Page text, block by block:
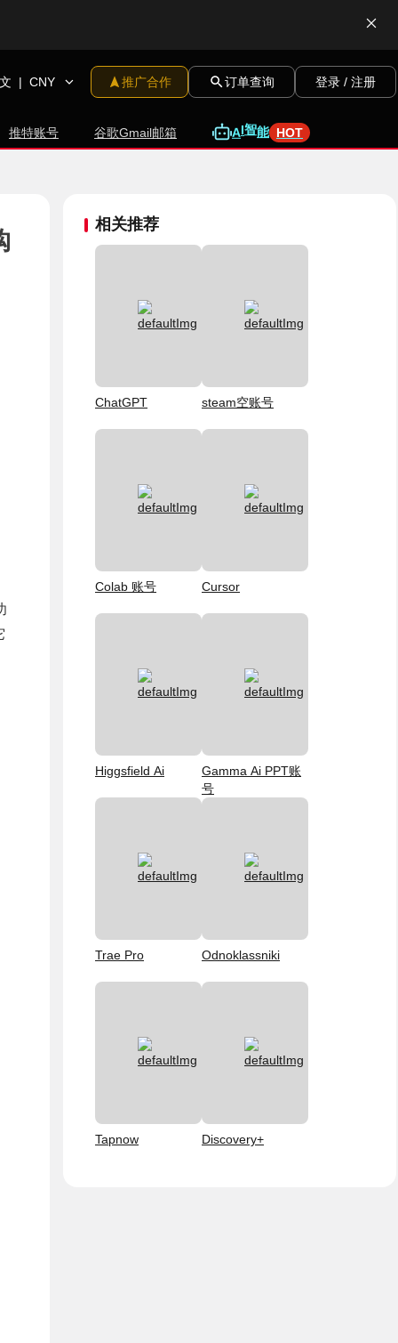
| CNY 推广合作 订单查询 登录 / 注册
推特账号 谷歌Gmail邮箱 AI智能 HOT
相关推荐
ChatGPT steam空账号
Colab 账号 Cursor
Higgsfield Ai
Gamma Ai PPT账
号
Trae Pro Odnoklassniki
Tapnow Discovery+